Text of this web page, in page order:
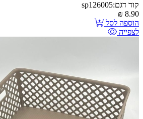
קוד דגם:sp126005
8.90
₪
הוספה לסל
לצפייה